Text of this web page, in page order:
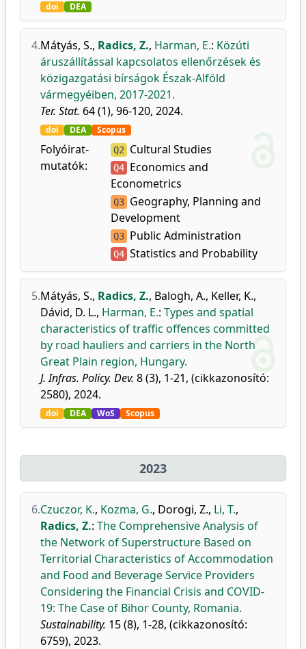
doi DEA
4.Mátyás, S., Radics, Z., Harman, E.: Közúti
áruszállítással kapcsolatos ellenőrzések és
közigazgatási bírságok Észak-Alföld
vármegyéiben, 2017-2021.
Ter. Stat. 64 (1), 96-120, 2024.
doi DEA Scopus
Folyóirat-
mutatók:
Q2 Cultural Studies
Q4 Economics and
Econometrics
Q3 Geography, Planning and
Development
Q3 Public Administration
Q4 Statistics and Probability
5.Mátyás, S., Radics, Z., Balogh, A., Keller, K.,
Dávid, D. L., Harman, E.: Types and spatial
characteristics of traffic offences committed
by road hauliers and carriers in the North
Great Plain region, Hungary.
J. Infras. Policy. Dev. 8 (3), 1-21, (cikkazonosító:
2580), 2024.
doi DEA WoS Scopus
2023
6.Czuczor, K., Kozma, G., Dorogi, Z., Li, T.,
Radics, Z.: The Comprehensive Analysis of
the Network of Superstructure Based on
Territorial Characteristics of Accommodation
and Food and Beverage Service Providers
Considering the Financial Crisis and COVID-
19: The Case of Bihor County, Romania.
Sustainability. 15 (8), 1-28, (cikkazonosító:
6759), 2023.